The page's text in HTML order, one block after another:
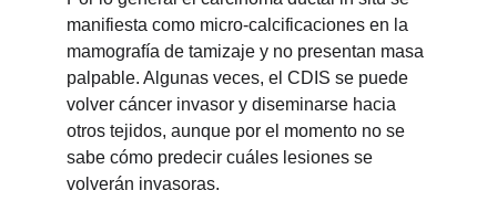
manifiesta como micro-calcificaciones en la
mamografía de tamizaje y no presentan masa
palpable. Algunas veces, el CDIS se puede
volver cáncer invasor y diseminarse hacia
otros tejidos, aunque por el momento no se
sabe cómo predecir cuáles lesiones se
volverán invasoras.